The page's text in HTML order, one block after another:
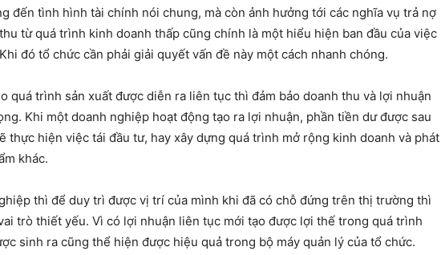
đến tình hình tài chính nói chung, mà còn ảnh hưởng tới các nghĩa vụ trả nợ
từ quá trình kinh doanh thấp cũng chính là một hiểu hiện ban đầu của việc
đó tổ chức cần phải giải quyết vấn đề này một cách nhanh chóng.
quá trình sản xuất được diễn ra liên tục thì đảm bảo doanh thu và lợi nhuận
Khi một doanh nghiệp hoạt động tạo ra lợi nhuận, phần tiền dư được sau
thực hiện việc tái đầu tư, hay xây dựng quá trình mở rộng kinh doanh và phát
khác.
thì để duy trì được vị trí của mình khi đã có chỗ đứng trên thị trường thì
trò thiết yếu. Vì có lợi nhuận liên tục mới tạo được lợi thế trong quá trình
sinh ra cũng thể hiện được hiệu quả trong bộ máy quản lý của tổ chức.